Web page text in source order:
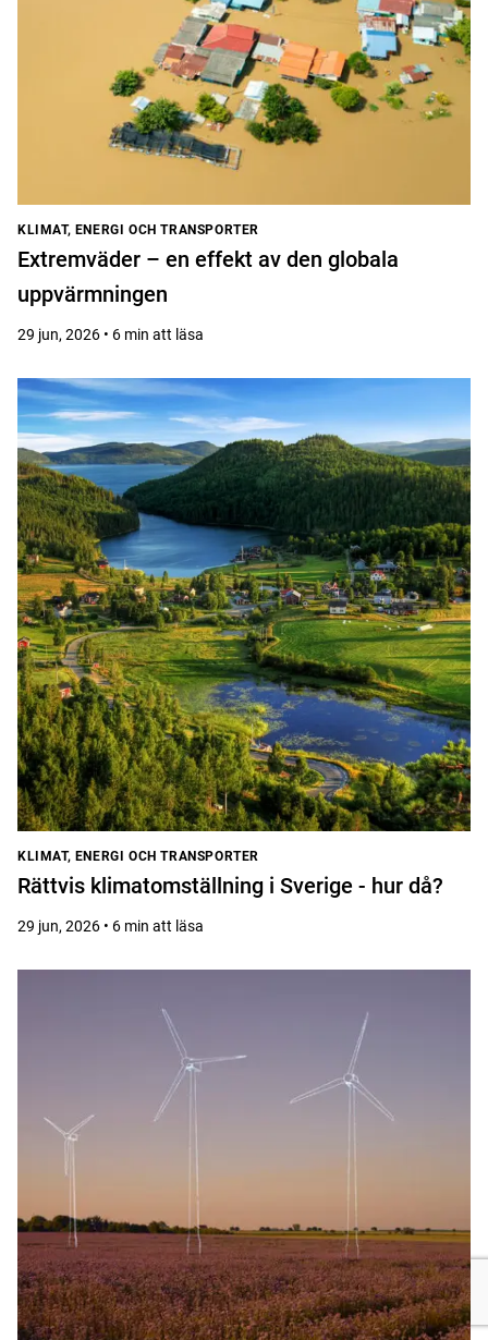
KLIMAT, ENERGI OCH TRANSPORTER
Extremväder – en effekt av den globala
uppvärmningen
29 jun, 2026 • 6 min att läsa
KLIMAT, ENERGI OCH TRANSPORTER
Rättvis klimatomställning i Sverige - hur då?
29 jun, 2026 • 6 min att läsa